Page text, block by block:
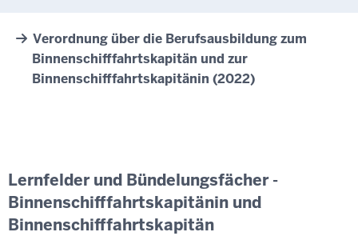
Verordnung über die Berufsausbildung zum
Binnenschifffahrtskapitän und zur
Binnenschifffahrtskapitänin (2022)
Lernfelder und Bündelungsfächer -
Binnenschifffahrtskapitänin und
Binnenschifffahrtskapitän